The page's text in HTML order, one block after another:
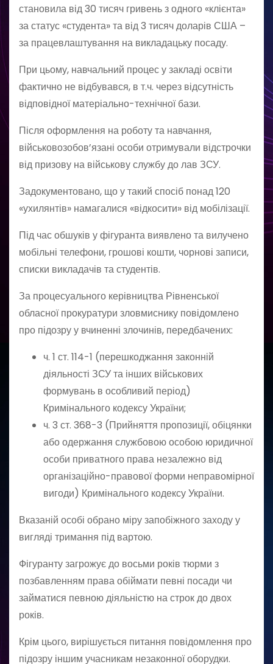
становила від 30 тисяч гривень з одного «клієнта»
за статус «студента» та від 3 тисяч доларів США –
за працевлаштування на викладацьку посаду.
При цьому, навчальний процес у закладі освіти
фактично не відбувався, в т.ч. через відсутність
відповідної матеріально-технічної бази.
Після оформлення на роботу та навчання,
військовозобов’язані особи отримували відстрочки
від призову на військову службу до лав ЗСУ.
Задокументовано, що у такий спосіб понад 120
«ухилянтів» намагалися «відкосити» від мобілізації.
Під час обшуків у фігуранта виявлено та вилучено
мобільні телефони, грошові кошти, чорнові записи,
списки викладачів та студентів.
За процесуального керівництва Рівненської
обласної прокуратури зловмиснику повідомлено
про підозру у вчиненні злочинів, передбачених:
ч. 1 ст. 114-1 (перешкоджання законній
діяльності ЗСУ та інших військових
формувань в особливий період)
Кримінального кодексу України;
ч. 3 ст. 368-3 (Прийняття пропозиції, обіцянки
або одержання службовою особою юридичної
особи приватного права незалежно від
організаційно-правової форми неправомірної
вигоди) Кримінального кодексу України.
Вказаній особі обрано міру запобіжного заходу у
вигляді тримання під вартою.
Фігуранту загрожує до восьми років тюрми з
позбавленням права обіймати певні посади чи
займатися певною діяльністю на строк до двох
років.
Крім цього, вирішується питання повідомлення про
підозру іншим учасникам незаконної оборудки.